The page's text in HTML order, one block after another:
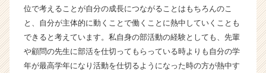
（C
h
e
r
C
位で考えることが自分の成長につながることはもちろんのこ
と、自分が主体的に動くことで働くことに熱中していくことも
できると考えています。私自身の部活動の経験としても、先輩
や顧問の先生に部活を仕切ってもらっている時よりも自分の学
年が最高学年になり活動を仕切るようになった時の方が熱中す